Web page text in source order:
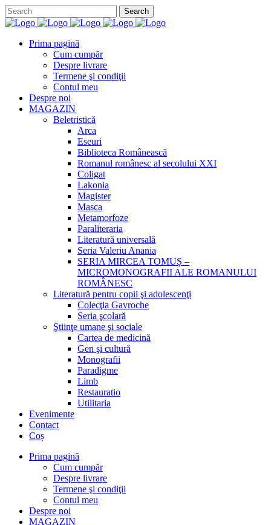
Prima pagină
Cum cumpăr
Despre livrare
Termene şi condiţii
Contul meu
Despre noi
MAGAZIN
Beletristică
Arca
Eseuri
Biblioteca Românească
Romanul românesc al secolului XXI
Coligat
Lakonia
Magister
Masca
Metamorfoze
Paraliteraria
Literatură universală
Seria Valeriu Anania
SERIA MIRCEA TOMUȘ –
MICROMONOGRAFII ALE ROMANULUI
ROMÂNESC
Literatură pentru copii şi adolescenţi
Colecţia Gavroche
Seria şcolară
Ştiinţe umane şi sociale
Cartea de medicină
Gen şi cultură
Monografii
Paradigme
Limb
Restauratio
Utilitaria
Evenimente
Contact
Coș
Prima pagină
Cum cumpăr
Despre livrare
Termene şi condiţii
Contul meu
Despre noi
MAGAZIN